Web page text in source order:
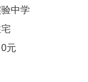
中学
元